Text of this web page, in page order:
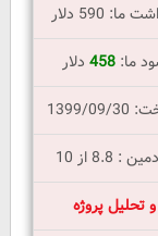
590 دلار
ما:458 دلار
30
8.8 از 10
و تحلیل پروژه